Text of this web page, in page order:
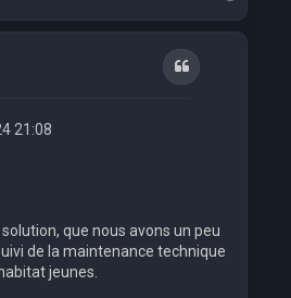
a
Citation
21:08
que nous avons un peu
de la maintenance technique
jeunes.